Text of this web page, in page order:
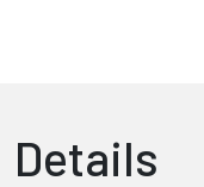
Details